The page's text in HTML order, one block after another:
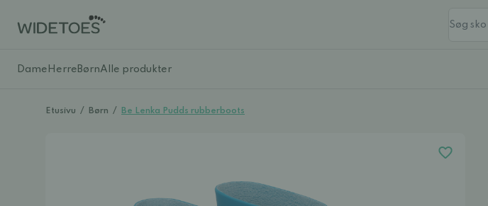
Dame Herre BørnAlle produkter
Etusivu / Børn / Be Lenka Pudds rubberboots